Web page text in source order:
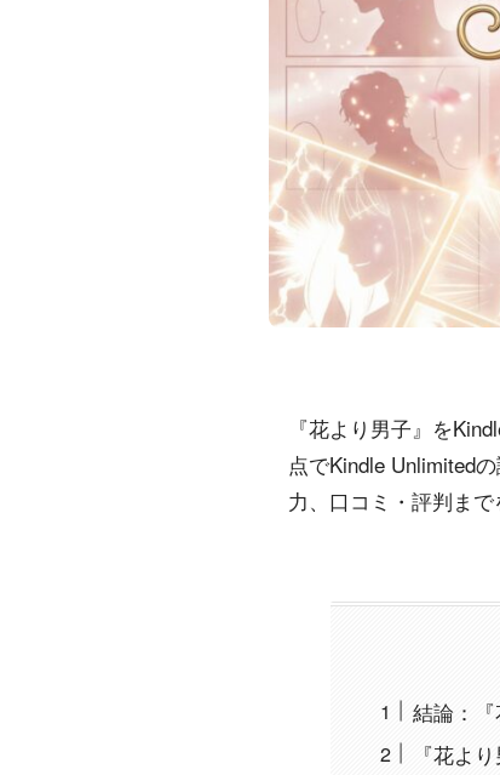
『花より男子』を
点でKindle Unlimited
力、口コミ・評判まで
結論：
『花よ